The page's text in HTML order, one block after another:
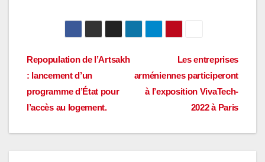
Navigation
de
l’article
Les entreprises
arméniennes participeront
à l’exposition VivaTech-
2022 à Paris
Repopulation de l’Artsakh
: lancement d’un
programme d’État pour
l’accès au logement.